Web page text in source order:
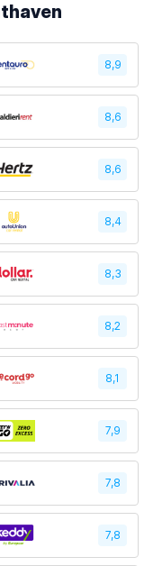
8,9
8,6
8,6
8,4
8,3
8,2
8,1
7,9
7,8
7,8